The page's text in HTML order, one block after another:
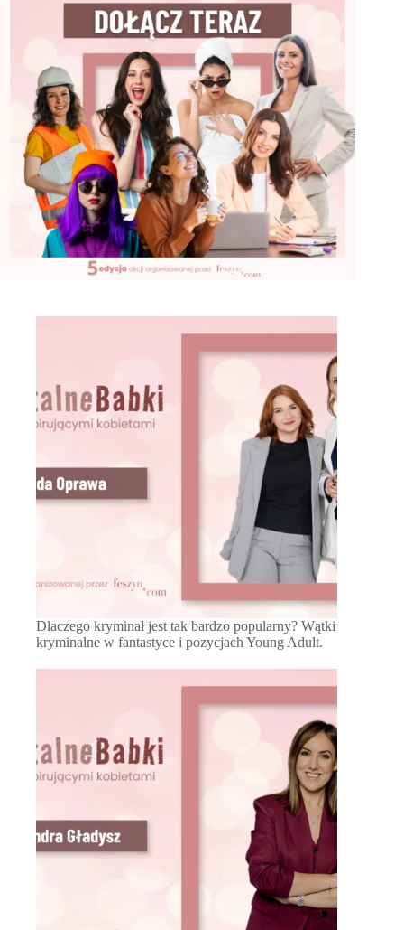
Dlaczego kryminał jest tak bardzo popularny? Wątki
kryminalne w fantastyce i pozycjach Young Adult.